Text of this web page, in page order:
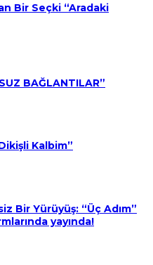
Bir Seçki “Aradaki
BAĞLANTILAR”
Kalbim”
Bir Yürüyüş: “Üç Adım”
yayında!